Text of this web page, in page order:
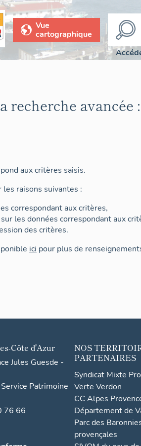
Vue
cartographique
recherche avancée :
aux critères saisis.
raisons suivantes :
correspondant aux critères,
les données correspondant aux
des critères.
ici pour plus de
Côte d'Azur
Jules Guesde -
Patrimoine
76 66
NOS
PARTENAIRES
Syndicat Mixte
Verte Verdon
CC Alpes
Département de
Parc des
provençales